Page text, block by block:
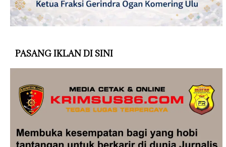
PASANG IKLAN DI SINI